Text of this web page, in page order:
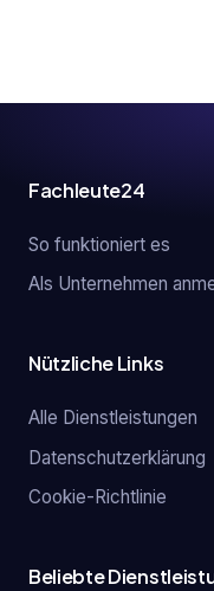
Fachleute24
So funktioniert es
Als Unternehmen
Nützliche Links
Alle Dienstleistungen
Datenschutzerklärung
Cookie-Richtlinie
Beliebte